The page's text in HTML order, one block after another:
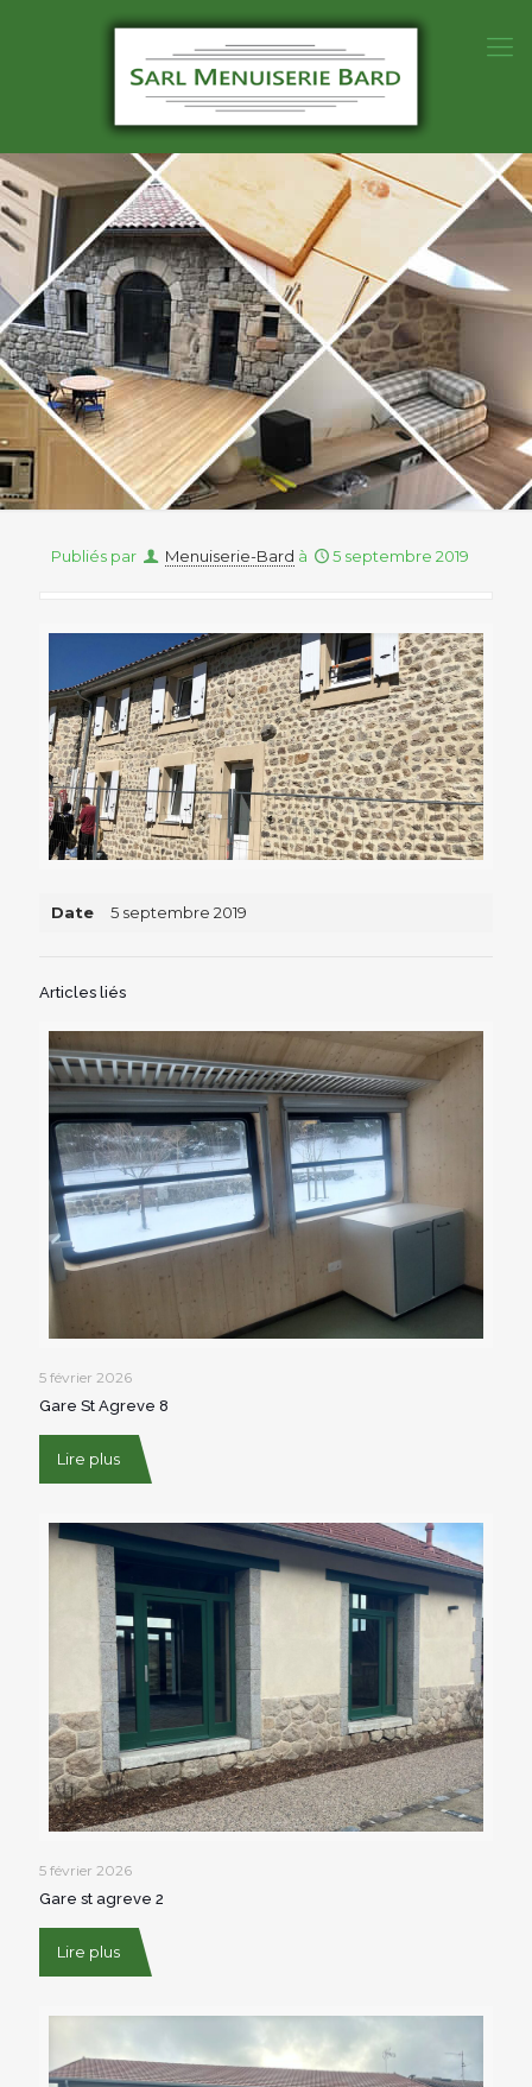
Publiés par Menuiserie-Bard à 5 septembre 2019
Date 5 septembre 2019
Articles liés
5 février 2026
Gare St Agreve 8
Lire plus
5 février 2026
Gare st agreve 2
Lire plus